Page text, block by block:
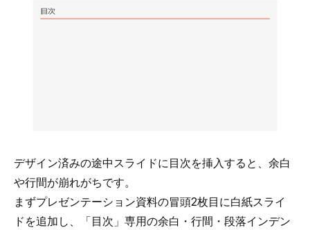
デザイン済みの途中スライドに目次を挿入すると、余白
や行間が崩れがちです。
まずプレゼンテーション資料の冒頭2枚目に白紙スライ
ドを追加し、「目次」専用の余白・行間・段落インデン